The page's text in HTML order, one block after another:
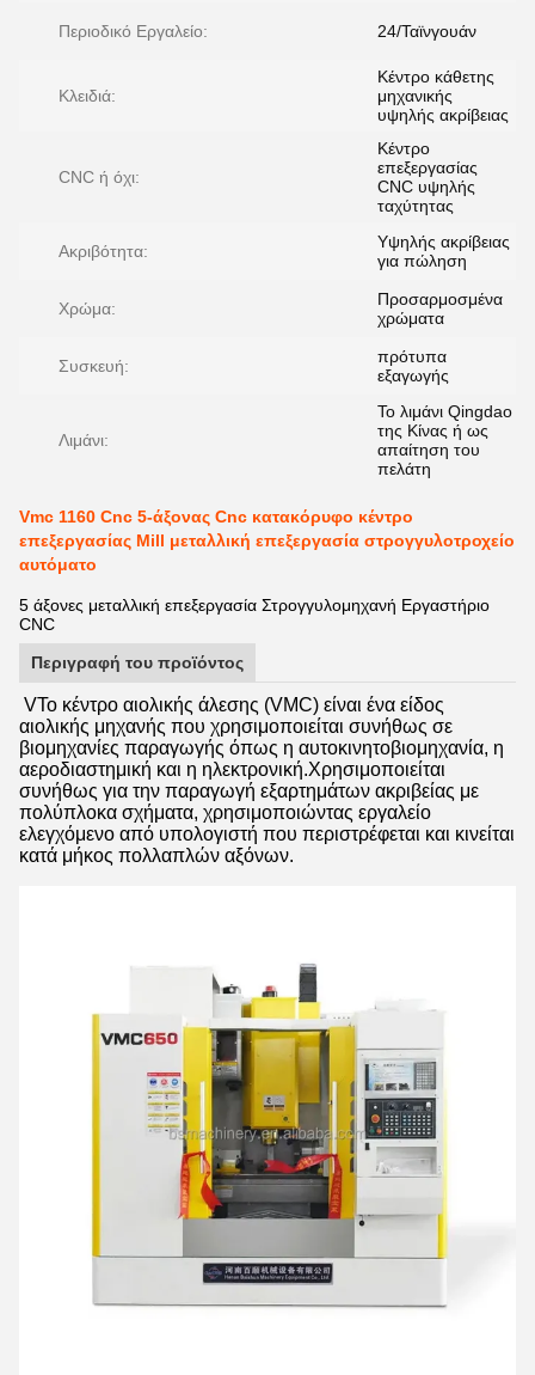
Περιοδικό Εργαλείο: 24/Ταϊνγουάν
Κλειδιά:
Κέντρο κάθετης
μηχανικής
υψηλής ακρίβειας
CNC ή όχι:
Κέντρο
επεξεργασίας
CNC υψηλής
ταχύτητας
Ακριβότητα:
Υψηλής ακρίβειας
για πώληση
Χρώμα:
Προσαρμοσμένα
χρώματα
Συσκευή:
πρότυπα
εξαγωγής
Λιμάνι:
Το λιμάνι Qingdao
της Κίνας ή ως
απαίτηση του
πελάτη
Vmc 1160 Cnc 5-άξονας Cnc κατακόρυφο κέντρο
επεξεργασίας Mill μεταλλική επεξεργασία στρογγυλοτροχείο
αυτόματο
5 άξονες μεταλλική επεξεργασία Στρογγυλομηχανή Εργαστήριο
CNC
Περιγραφή του προϊόντος
VΤο κέντρο αιολικής άλεσης (VMC) είναι ένα είδος
αιολικής μηχανής που χρησιμοποιείται συνήθως σε
βιομηχανίες παραγωγής όπως η αυτοκινητοβιομηχανία, η
αεροδιαστημική και η ηλεκτρονική.Χρησιμοποιείται
συνήθως για την παραγωγή εξαρτημάτων ακριβείας με
πολύπλοκα σχήματα, χρησιμοποιώντας εργαλείο
ελεγχόμενο από υπολογιστή που περιστρέφεται και κινείται
κατά μήκος πολλαπλών αξόνων.